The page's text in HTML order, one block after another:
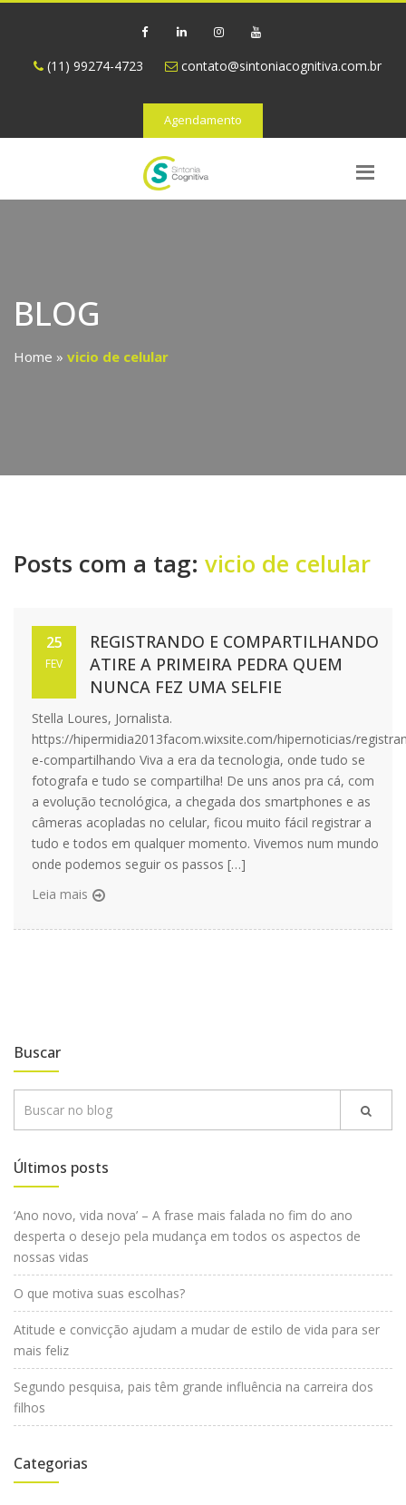
(11) 99274-4723 contato@sintoniacognitiva.com.br
Agendamento
BLOG
Home » vicio de celular
Posts com a tag: vicio de celular
25
FEV
REGISTRANDO E COMPARTILHANDO
ATIRE A PRIMEIRA PEDRA QUEM
NUNCA FEZ UMA SELFIE
Stella Loures, Jornalista.
https://hipermidia2013facom.wixsite.com/hipernoticias/
e-compartilhando Viva a era da tecnologia, onde tudo se
fotografa e tudo se compartilha! De uns anos pra cá, com
a evolução tecnológica, a chegada dos smartphones e as
câmeras acopladas no celular, ficou muito fácil registrar a
tudo e todos em qualquer momento. Vivemos num mundo
onde podemos seguir os passos […]
Leia mais
Buscar
Últimos posts
‘Ano novo, vida nova’ – A frase mais falada no fim do ano
desperta o desejo pela mudança em todos os aspectos de
nossas vidas
O que motiva suas escolhas?
Atitude e convicção ajudam a mudar de estilo de vida para ser
mais feliz
Segundo pesquisa, pais têm grande influência na carreira dos
filhos
Categorias